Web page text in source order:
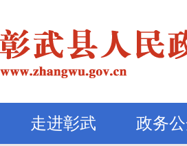
走进彰武 政务